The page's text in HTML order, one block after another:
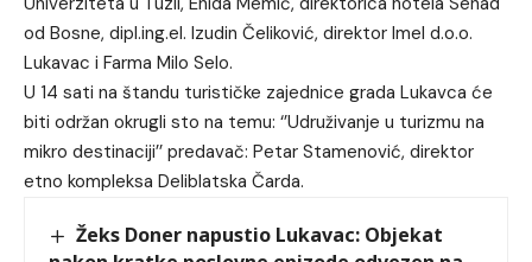
od Bosne, dipl.ing.el. Izudin Čeliković, direktor Imel d.o.o.
Lukavac i Farma Milo Selo.
U 14 sati na štandu turističke zajednice grada Lukavca će
biti održan okrugli sto na temu: ‘’Udruživanje u turizmu na
mikro destinaciji’’ predavač: Petar Stamenović, direktor
etno kompleksa Deliblatska Čarda.
Žeks Doner napustio Lukavac: Objekat